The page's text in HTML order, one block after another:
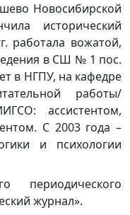
Новосибирской
исторический
работала вожатой,
в СШ № 1 пос.
в НГПУ, на кафедре
работы/
ассистентом,
С 2003 года –
и психологии
периодического
журнал».